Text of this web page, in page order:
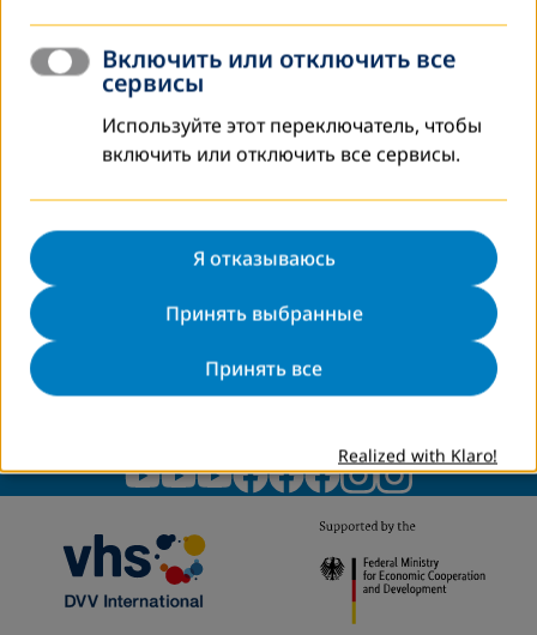
Добро пожаловать на страницу DVV
International в Центральной Азии
Подробнее
Связаться с нами
Политика конфиденциальности
Выходные сведения
Включить или отключить все
сервисы
Используйте этот переключатель, чтобы
включить или отключить все сервисы.
Я отказываюсь
Принять выбранные
Принять все
Realized with Klaro!